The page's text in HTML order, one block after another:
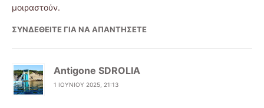
μοιραστούν.
ΣΥΝΔΕΘΕΊΤΕ ΓΙΑ ΝΑ ΑΠΑΝΤΉΣΕΤΕ
Antigone SDROLIA
1 ΙΟΥΝΊΟΥ 2025, 21:13